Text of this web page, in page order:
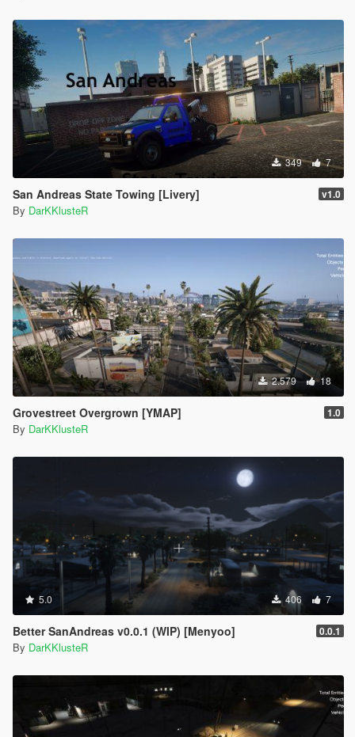
349 7
San Andreas State Towing [Livery] v1.0
By DarKKlusteR
2.579 18
Grovestreet Overgrown [YMAP] 1.0
By DarKKlusteR
5.0 406 7
Better SanAndreas v0.0.1 (WIP) [Menyoo] 0.0.1
By DarKKlusteR